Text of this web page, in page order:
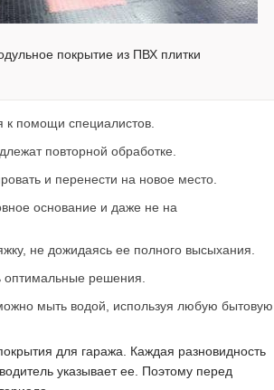
покрытие из ПВХ плитки
помощи специалистов.
повторной обработке.
и перенести на новое место.
основание и даже не на
не дожидаясь ее полного высыхания.
оптимальные решения.
мыть водой, используя любую бытовую
для гаража. Каждая разновидность
указывает ее. Поэтому перед